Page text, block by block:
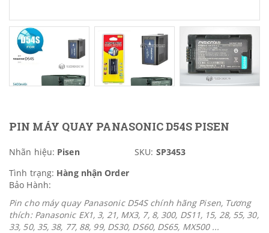
PIN MÁY QUAY PANASONIC D54S PISEN
Nhãn hiệu: Pisen SKU: SP3453
Tình trạng: Hàng nhận Order
Bảo Hành:
Pin cho máy quay Panasonic D54S chính hãng Pisen, Tương
thích: Panasonic EX1, 3, 21, MX3, 7, 8, 300, DS11, 15, 28, 55, 30,
33, 50, 35, 38, 77, 88, 99, DS30, DS60, DS65, MX500 ...